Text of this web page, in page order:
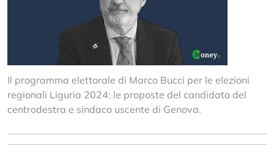
Il programma elettorale di Marco Bucci per le elezioni
regionali Liguria 2024: le proposte del candidato del
centrodestra e sindaco uscente di Genova.